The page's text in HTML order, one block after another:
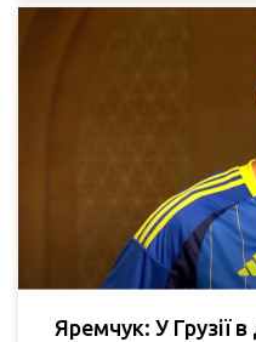
Яремчук: У Грузії